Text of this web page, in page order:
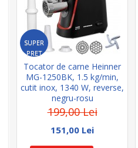
SUPER
PRET
Tocator de carne Heinner
MG-1250BK, 1.5 kg/min,
cutit inox, 1340 W, reverse,
negru-rosu
199,00 Lei
151,00 Lei